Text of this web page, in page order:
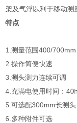
架及气浮以利于移动测
特点
1.测量范围400/700mm
2.操作简便快速
3.测头测力连续可调
4.充满电使用时间：
5.可选配300mm长测头
6.多种附件可选